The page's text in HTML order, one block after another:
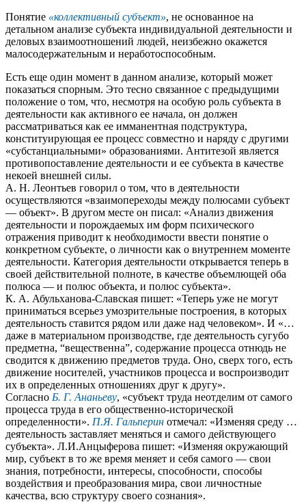
Понятие «коллективный субъект», не основанное на
детальном анализе субъекта индивидуальной деятельности и
деловых взаимоотношений людей, неизбежно окажется
малосодержательным и неработоспособным.
Есть еще один момент в данном анализе, который может
показаться спорным. Это тесно связанное с предыдущими
положение о том, что, несмотря на особую роль субъекта в
деятельности как активного ее начала, он должен
рассматриваться как ее имманентная подструктура,
конституирующая ее процесс совместно и наряду с другими
«субстанциальными» образованиями. Антитезой является
противопоставление деятельности и ее субъекта в качестве
некоей внешней силы.
А. Н. Леонтьев говорил о том, что в деятельности
осуществляются «взаимопереходы между полюсами субъект
— объект». В другом месте он писал: «Анализ движения
деятельности и порождаемых им форм психического
отражения приводит к необходимости ввести понятие о
конкретном субъекте, о личности как о внутреннем моменте
деятельности. Категория деятельности открывается теперь в
своей действительной полноте, в качестве объемлющей оба
полюса — и полюс объекта, и полюс субъекта».
К. А. Абульханова-Славская пишет: «Теперь уже не могут
приниматься всерьез умозрительные построения, в которых
деятельность ставится рядом или даже над человеком». И «…
даже в материальном производстве, где деятельность сугубо
предметна, “вещественна”, содержание процесса отнюдь не
сводится к движению предметов труда. Оно, сверх того, есть
движение носителей, участников процесса и воспроизводит
их в определенных отношениях друг к другу».
Согласно Б. Г. Ананьеву, «субъект труда неотделим от самого
процесса труда в его общественно-исторической
определенности». П.Я. Гальперин отмечал: «Изменяя среду …
деятельность заставляет меняться и самого действующего
субъекта». Л.И.Анцыферова пишет: «Изменяя окружающий
мир, субъект в то же время меняет и себя самого — свои
знания, потребности, интересы, способности, способы
воздействия и преобразования мира, свои личностные
качества, всю структуру своего сознания».